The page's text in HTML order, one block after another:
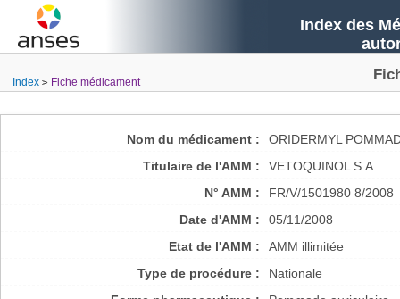
Index des
Index Fiche médicament
Nom du médicament :
ORIDERMYL
Titulaire de l'AMM :
VETOQUINOL S.A.
N° AMM :
FR/V/1501980 8/2008
Date d'AMM :
05/11/2008
Etat de l'AMM :
AMM illimitée
Type de procédure :
Nationale